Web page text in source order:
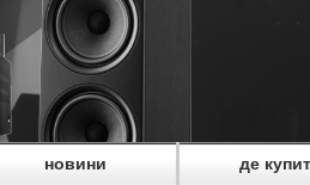
новини де